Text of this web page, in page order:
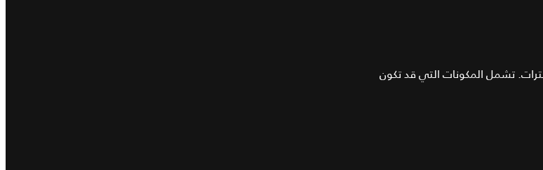
تشمل المكونات التي قد تكون